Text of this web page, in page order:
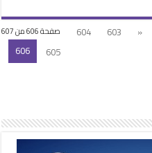
الأعمال
المشاركين
صفحة 606 من 607 «
603
604
605
606